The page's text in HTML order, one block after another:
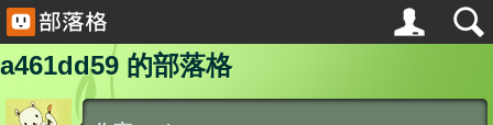
a461dd59 的部落格